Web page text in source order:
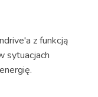
z funkcją
sytuacjach